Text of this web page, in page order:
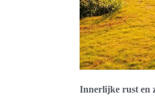
Innerlijke rust en